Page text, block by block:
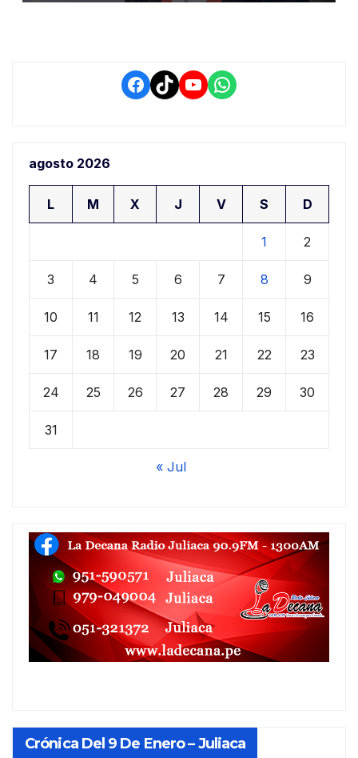
Facebook
TikTokYouTube
WhatsApp
agosto 2026
L M X J V S D
1 2
3 4 5 6 7 8 9
10 11 12 13 14 15 16
17 18 19 20 21 22 23
24 25 26 27 28 29 30
31
« Jul
Crónica Del 9 De Enero – Juliaca